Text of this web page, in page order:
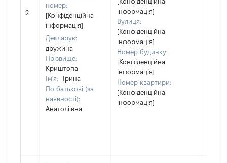
2
номер:
[Конфіденційна
інформація]
Декларує:
дружина
Прізвище:
Криштопа
Ім'я:
Ірина
По батькові (за
наявності):
Анатоліівна
інформація]
Вулиця:
[Конфіденційна
інформація]
Номер будинку:
[Конфіденційна
інформація]
Номер квартири:
[Конфіденційна
інформація]